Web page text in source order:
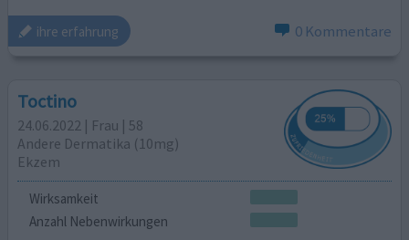
ihre erfahrung 0 Kommentare
Toctino
24.06.2022 | Frau | 58
Andere Dermatika (10mg)
Ekzem
Wirksamkeit
Anzahl Nebenwirkungen